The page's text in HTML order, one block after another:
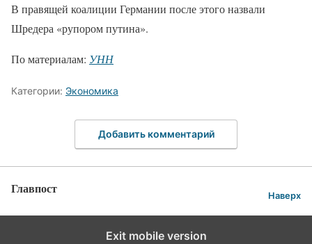
В правящей коалиции Германии после этого назвали
Шредера «рупором путина».
По материалам: УНН
Категории: Экономика
Добавить комментарий
Главпост Наверх
Exit mobile version